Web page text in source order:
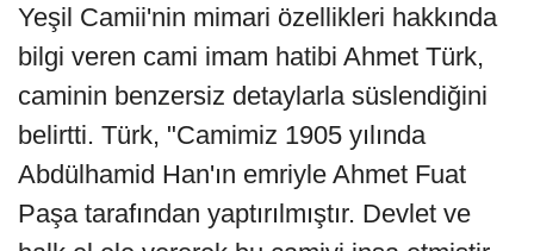
Yeşil Camii'nin mimari özellikleri hakkında
bilgi veren cami imam hatibi Ahmet Türk,
caminin benzersiz detaylarla süslendiğini
belirtti. Türk, "Camimiz 1905 yılında
Abdülhamid Han'ın emriyle Ahmet Fuat
Paşa tarafından yaptırılmıştır. Devlet ve